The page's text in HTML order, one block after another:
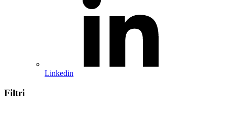
Linkedin
Filtri